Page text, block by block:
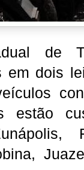
de
em dois
estão